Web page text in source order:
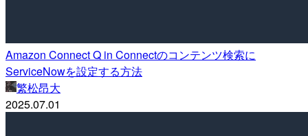
Amazon Connect Q in Connectのコンテンツ検索に
ServiceNowを設定する方法
繁松昂大
2025.07.01